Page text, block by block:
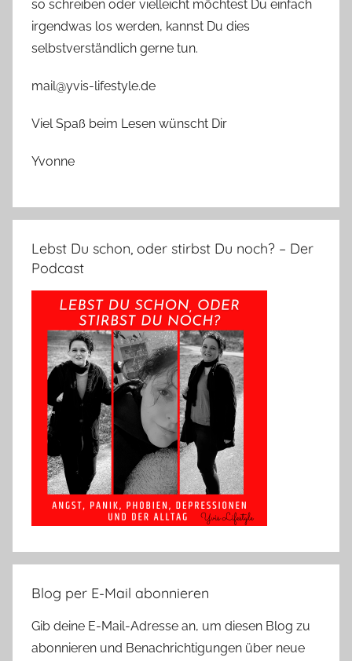
so schreiben oder vielleicht möchtest Du einfach
irgendwas los werden, kannst Du dies
selbstverständlich gerne tun.
mail@yvis-lifestyle.de
Viel Spaß beim Lesen wünscht Dir
Yvonne
Lebst Du schon, oder stirbst Du noch? – Der
Podcast
Blog per E-Mail abonnieren
Gib deine E-Mail-Adresse an, um diesen Blog zu
abonnieren und Benachrichtigungen über neue